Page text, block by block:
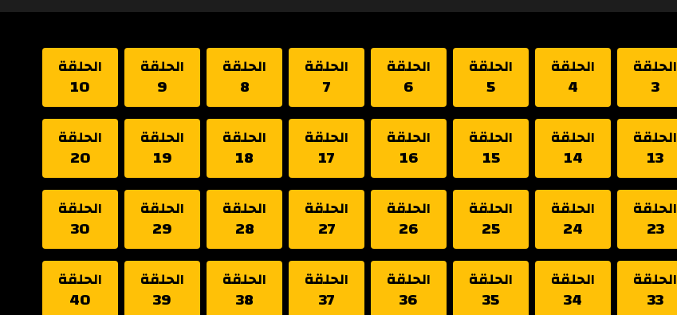
الحلقة
3
الحلقة
4
الحلقة
5
الحلقة
6
الحلقة
7
الحلقة
8
الحلقة
9
الحلقة
10
الحلقة
13
الحلقة
14
الحلقة
15
الحلقة
16
الحلقة
17
الحلقة
18
الحلقة
19
الحلقة
20
الحلقة
23
الحلقة
24
الحلقة
25
الحلقة
26
الحلقة
27
الحلقة
28
الحلقة
29
الحلقة
30
الحلقة
33
الحلقة
34
الحلقة
35
الحلقة
36
الحلقة
37
الحلقة
38
الحلقة
39
الحلقة
40